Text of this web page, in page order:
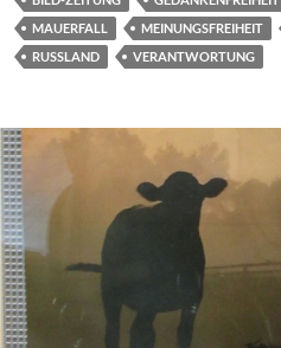
MAUERFALL
MEINUNGSFREIHEIT
RUSSLAND
VERANTWORTUNG